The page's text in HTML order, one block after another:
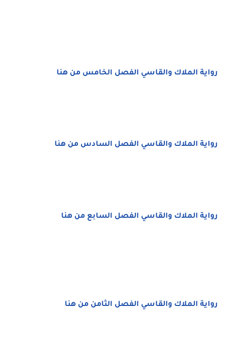
رواية الملاك والقاسي الفصل الخامس من هنا
رواية الملاك والقاسي الفصل السادس من هنا
رواية الملاك والقاسي الفصل السابع من هنا
رواية الملاك والقاسي الفصل الثامن من هنا